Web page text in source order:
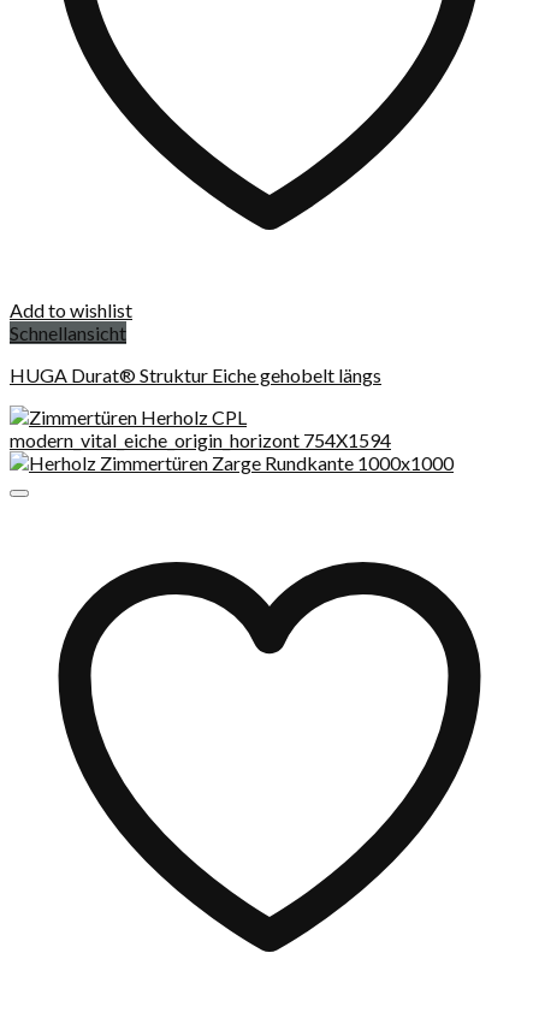
Add to wishlist
Schnellansicht
HUGA Durat® Struktur Eiche gehobelt längs